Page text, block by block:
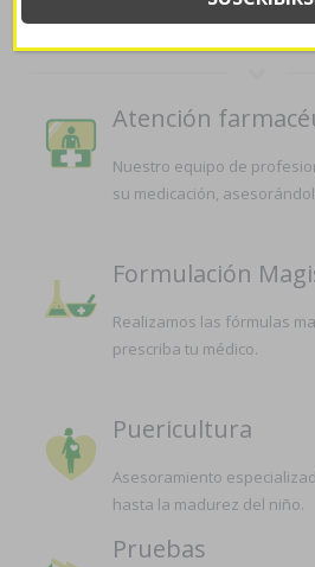
LA
Atención
Nuestro equipo de
su medicación,
Formulación
Realizamos las fórmulas
prescriba tu médico.
Puericultura
Asesoramiento
hasta la madurez del niño.
Pruebas